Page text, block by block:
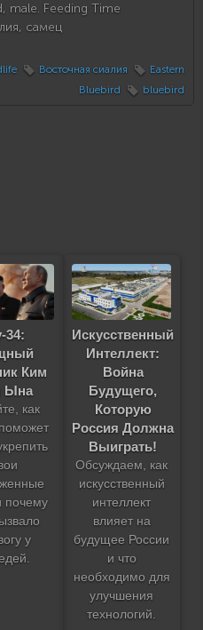
male. Feeding Time
самец
Восточная сиалия
Eastern
Bluebird
bluebird
34:
Ким
Ына
как
почему
у
Искусственный
Интеллект:
Война
Будущего,
Которую
Россия Должна
Выиграть!
Обсуждаем, как
искусственный
интеллект
влияет на
будущее России
и что
необходимо для
улучшения
технологий.